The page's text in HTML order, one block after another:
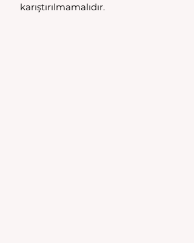
karıştırılmamalıdır.